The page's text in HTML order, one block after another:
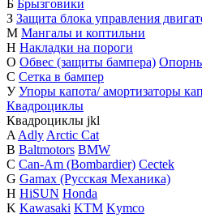
Б Брызговики
З Защита блока управления
М Мангалы и коптильни
Н Накладки на пороги
О Обвес (защиты бампера)
С Сетка в бампер
У Упоры капота/ амортизаторы
Квадроциклы
Квадроциклы jkl
A Adly Arctic Cat
B Baltmotors BMW
C Can-Am (Bombardier) Cectek
G Gamax (Русская Механика)
H HiSUN Honda
K Kawasaki KTM Kymco